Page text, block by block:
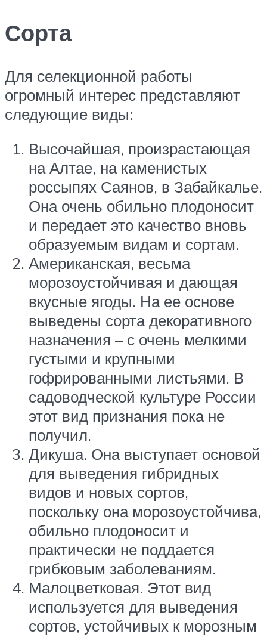
Сорта
Для селекционной работы
огромный интерес представляют
следующие виды:
Высочайшая, произрастающая
на Алтае, на каменистых
россыпях Саянов, в Забайкалье.
Она очень обильно плодоносит
и передает это качество вновь
образуемым видам и сортам.
Американская, весьма
морозоустойчивая и дающая
вкусные ягоды. На ее основе
выведены сорта декоративного
назначения – с очень мелкими
густыми и крупными
гофрированными листьями. В
садоводческой культуре России
этот вид признания пока не
получил.
Дикуша. Она выступает основой
для выведения гибридных
видов и новых сортов,
поскольку она морозоустойчива,
обильно плодоносит и
практически не поддается
грибковым заболеваниям.
Малоцветковая. Этот вид
используется для выведения
сортов, устойчивых к морозным